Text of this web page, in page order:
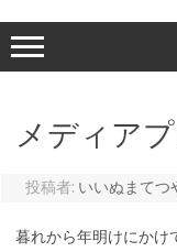
メディア
投稿者: いいぬまてつ
暮れから年明けにかけ